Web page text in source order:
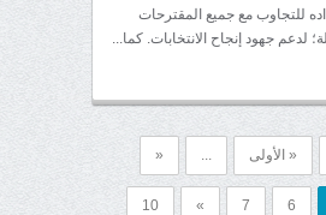
للتجاوب مع جميع المقترحات
لدعم جهود إنجاح الانتخابات. كما...
« الأولى ...
«
6
7
»
10